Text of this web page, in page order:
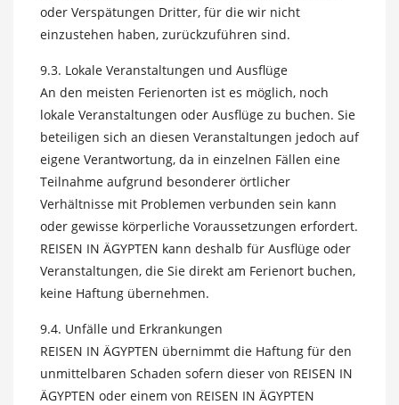
oder Verspätungen Dritter, für die wir nicht
einzustehen haben, zurückzuführen sind.
9.3. Lokale Veranstaltungen und Ausflüge
An den meisten Ferienorten ist es möglich, noch
lokale Veranstaltungen oder Ausflüge zu buchen. Sie
beteiligen sich an diesen Veranstaltungen jedoch auf
eigene Verantwortung, da in einzelnen Fällen eine
Teilnahme aufgrund besonderer örtlicher
Verhältnisse mit Problemen verbunden sein kann
oder gewisse körperliche Voraussetzungen erfordert.
REISEN IN ÄGYPTEN kann deshalb für Ausflüge oder
Veranstaltungen, die Sie direkt am Ferienort buchen,
keine Haftung übernehmen.
9.4. Unfälle und Erkrankungen
REISEN IN ÄGYPTEN übernimmt die Haftung für den
unmittelbaren Schaden sofern dieser von REISEN IN
ÄGYPTEN oder einem von REISEN IN ÄGYPTEN